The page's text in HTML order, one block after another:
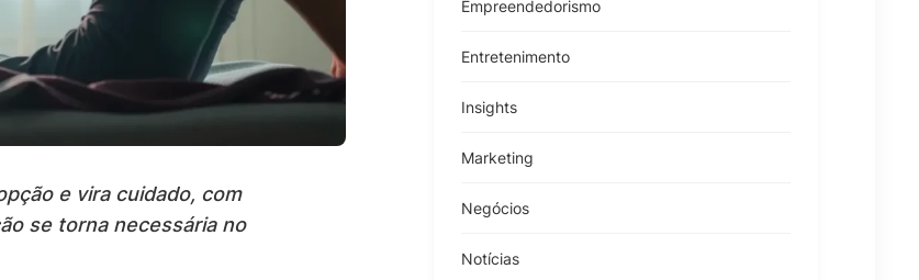
e vira cuidado, com
se torna necessária no
Empreendedorismo
Entretenimento
Insights
Marketing
Negócios
Notícias